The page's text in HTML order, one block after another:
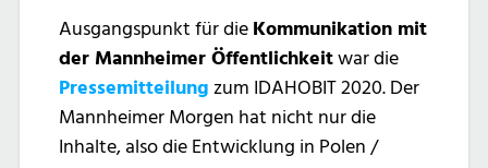
Ausgangspunkt für die Kommunikation mit
der Mannheimer Öffentlichkeitwar die
Pressemitteilung zum IDAHOBIT 2020. Der
Mannheimer Morgen hat nicht nur die
Inhalte, also die Entwicklung in Polen /